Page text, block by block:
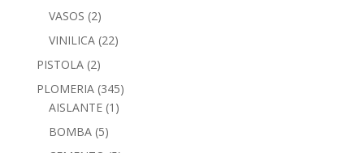
VASOS (2)
VINILICA (22)
PISTOLA (2)
PLOMERIA (345)
AISLANTE (1)
BOMBA (5)